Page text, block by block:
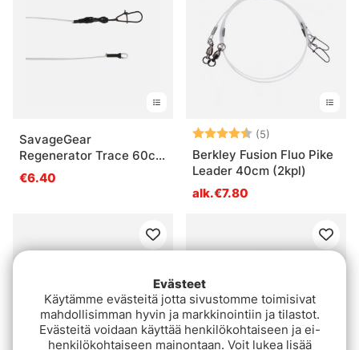
SavageGear
Regenerator Trace 60cm
(3kpl)
€6.40
Arvio: (5)
Berkley Fusion Fluo Pike
Leader 40cm (2kpl)
alk.€7.80
Evästeet
Käytämme evästeitä jotta sivustomme toimisivat
mahdollisimman hyvin ja markkinointiin ja tilastot.
Evästeitä voidaan käyttää henkilökohtaiseen ja ei-
henkilökohtaiseen mainontaan. Voit lukea lisää